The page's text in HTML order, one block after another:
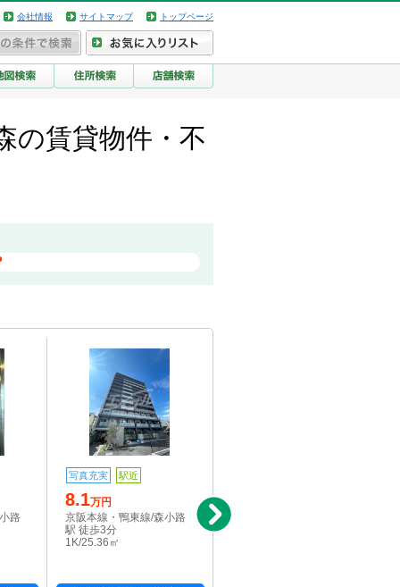
会社情報 サイトマップ トップページ
の賃貸物件・不
路
写真充実 駅近
8.1万円
京阪本線・鴨東線/森小路
駅 徒歩3分
1K/25.36㎡
京阪本線・鴨東線/森小路